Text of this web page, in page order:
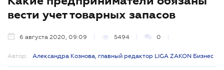
вести учет товарных запасов
6 августа 2020, 09:09 5494 0
Автор: Александра Кознова, главный редактор LIGA ZAKON Бизнес